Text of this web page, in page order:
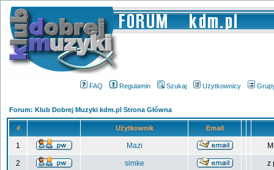
FAQ Regulamin Szukaj Użytkownicy
Forum: Klub Dobrej Muzyki kdm.pl Strona Główna
# Użytkownik Email
1 Mazi
2 simke z